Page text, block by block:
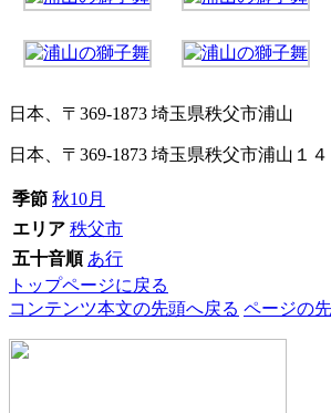
日本、〒369-1873 埼玉県秩父市浦山
日本、〒369-1873 埼玉県秩父市浦山１４
季節 秋10月
エリア 秩父市
五十音順 あ行
トップページに戻る
コンテンツ本文の先頭へ戻る ページの